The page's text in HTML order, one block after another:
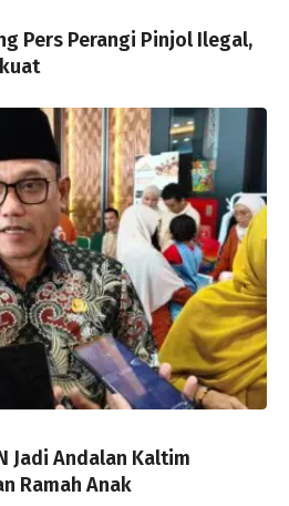
Pers Perangi Pinjol Ilegal,
Jadi Andalan Kaltim
Ramah Anak